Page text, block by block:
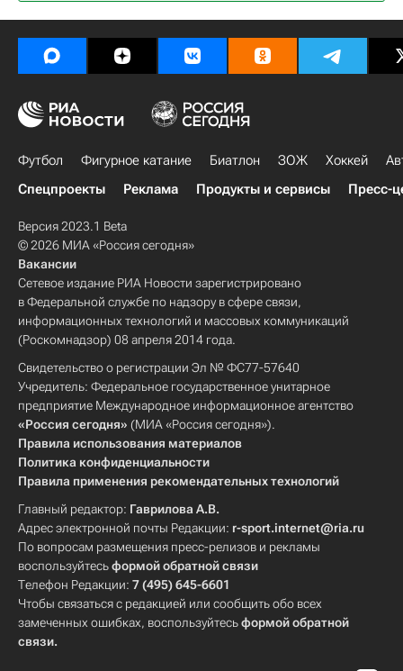
РПЛ 2026-2027 (Чемпионат России по футболу)
Вячеслав Федорищев
Авторы РИА Новости Спорт
Футбол Фигурное катание Биатлон ЗОЖ Хоккей
Спецпроекты
Реклама Продукты и сервисы Пресс-
Версия 2023.1 Beta
© 2026 МИА «Россия сегодня»
Вакансии
Сетевое издание РИА Новости зарегистрировано
в Федеральной службе по надзору в сфере связи,
информационных технологий и массовых коммуникаций
(Роскомнадзор) 08 апреля 2014 года.
Свидетельство о регистрации Эл № ФС77-57640
Учредитель: Федеральное государственное унитарное
предприятие Международное информационное агентство
«Россия сегодня» (МИА «Россия сегодня»).
Правила использования материалов
Политика конфиденциальности
Правила применения рекомендательных технологий
Главный редактор: Гаврилова А.В.
Адрес электронной почты Редакции: r-sport.internet@ria.ru
По вопросам размещения пресс-релизов и рекламы
воспользуйтесьформой обратной связи
Телефон Редакции: 7 (495) 645-6601
Чтобы связаться с редакцией или сообщить обо всех
замеченных ошибках, воспользуйтесьформой обратной
связи.